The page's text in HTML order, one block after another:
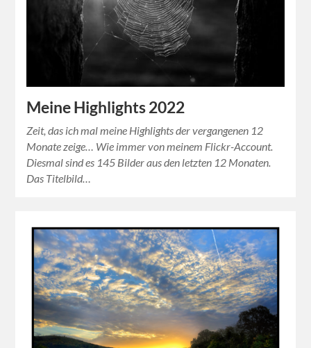
Meine Highlights 2022
Zeit, das ich mal meine Highlights der vergangenen 12
Monate zeige… Wie immer von meinem Flickr-Account.
Diesmal sind es 145 Bilder aus den letzten 12 Monaten.
Das Titelbild…